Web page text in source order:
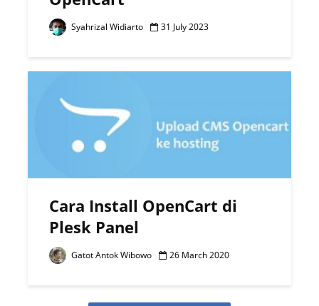
Syahrizal Widiarto 31 July 2023
Cara Install OpenCart di
Plesk Panel
Gatot Antok Wibowo 26 March 2020